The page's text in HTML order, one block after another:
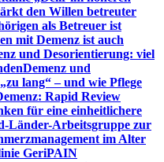
den Willen betreuter
als Betreuer ist
mit Demenz ist auch
und Desorientierung: viel
Demenz und
lang“ – und wie Pflege
Rapid Review
für eine einheitlichere
Länder-Arbeitsgruppe zur
im Alter
GeriPAIN